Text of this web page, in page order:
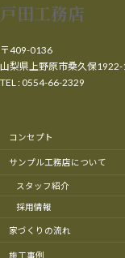
戸田工務店
〒409-0136
山梨県上野原市桑久保1922-
TEL : 0554-66-2329
コンセプト
サンプル工務店について
スタッフ紹介
採用情報
家づくりの流れ
施工事例